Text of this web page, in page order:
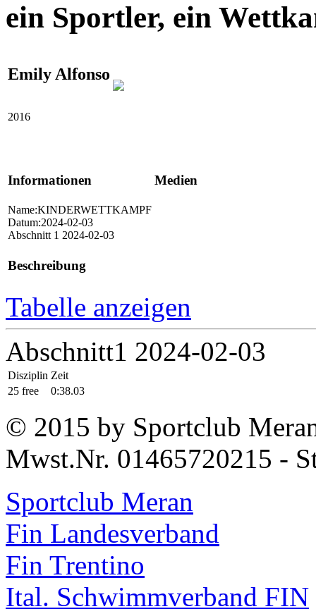
ein Sportler, ein
Emily Alfonso
2016
Informationen Medien
Name:KINDERWETTKAMPF
Datum:2024-02-03
Abschnitt 1 2024-02-03
Beschreibung
Tabelle anzeigen
Abschnitt1 2024-02-03
Disziplin Zeit
25 free
0:38.03
© 2015 by Sportclub
Mwst.Nr. 01465720215 -
Sportclub Meran
Fin Landesverband
Fin Trentino
Ital. Schwimmverband FIN